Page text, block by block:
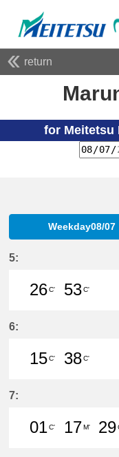
return
for Meitetsu
Weekday08/07
5:
26C'
53C'
6:
15C'
38C'
7:
01C'
17M'
29